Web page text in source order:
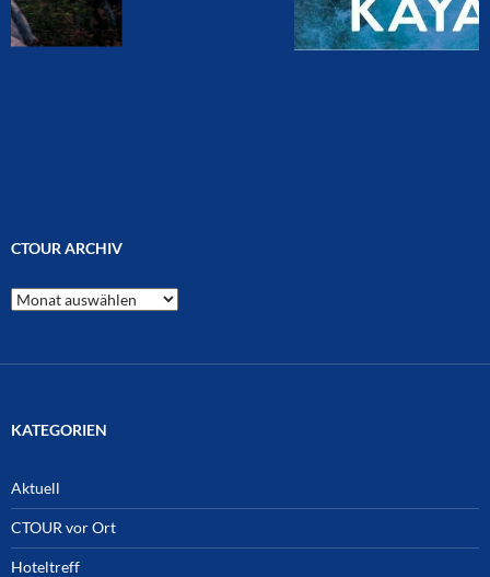
CTOUR ARCHIV
CTOUR
Archiv
KATEGORIEN
Aktuell
CTOUR vor Ort
Hoteltreff